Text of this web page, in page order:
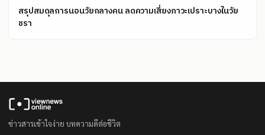
สรุปสมดุลการนอนวัยกลางคน ลดความเสี่ยงภาวะเปราะบางในวัย
ชรา
ข่าวสารเข้าใจง่าย บทความดีต่อชีวิต